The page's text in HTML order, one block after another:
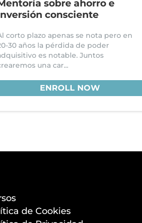
sobre ahorro e
consciente
corto plazo apenas se nota pero en
30 años la pérdida de poder
es notable. Juntos
una car...
ENROLL NOW
de Cookies